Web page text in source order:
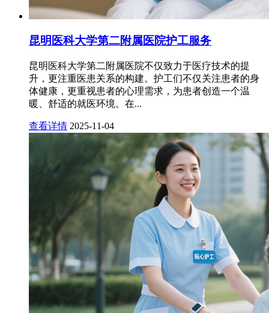
昆明医科大学第二附属医院护工服务
昆明医科大学第二附属医院不仅致力于医疗技术的提
升，更注重医患关系的构建。护工们不仅关注患者的身
体健康，更重视患者的心理需求，为患者创造一个温
暖、舒适的就医环境。在...
查看详情 2025-11-04